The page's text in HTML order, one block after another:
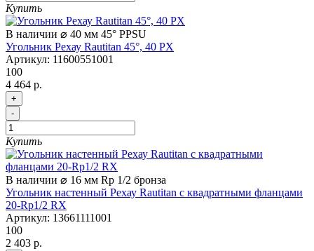
Купить
В наличии ⌀ 40 мм 45° PPSU
Угольник Рехау Rautitan 45°, 40 PX
Артикул: 11600551001
100
4 464 р.
+
-
Купить
В наличии ⌀ 16 мм Rp 1/2 бронза
Угольник настенный Рехау Rautitan с квадратными фланцами
20-Rp1/2 RX
Артикул: 13661111001
100
2 403 р.